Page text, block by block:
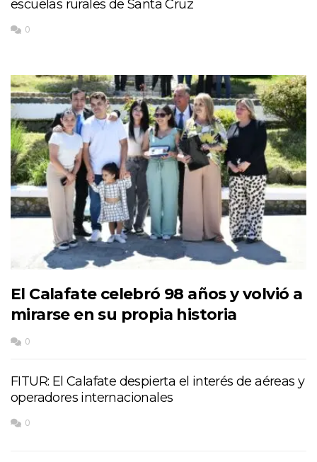
escuelas rurales de Santa Cruz
0
El Calafate celebró 98 años y volvió a
mirarse en su propia historia
0
FITUR: El Calafate despierta el interés de aéreas y
operadores internacionales
0